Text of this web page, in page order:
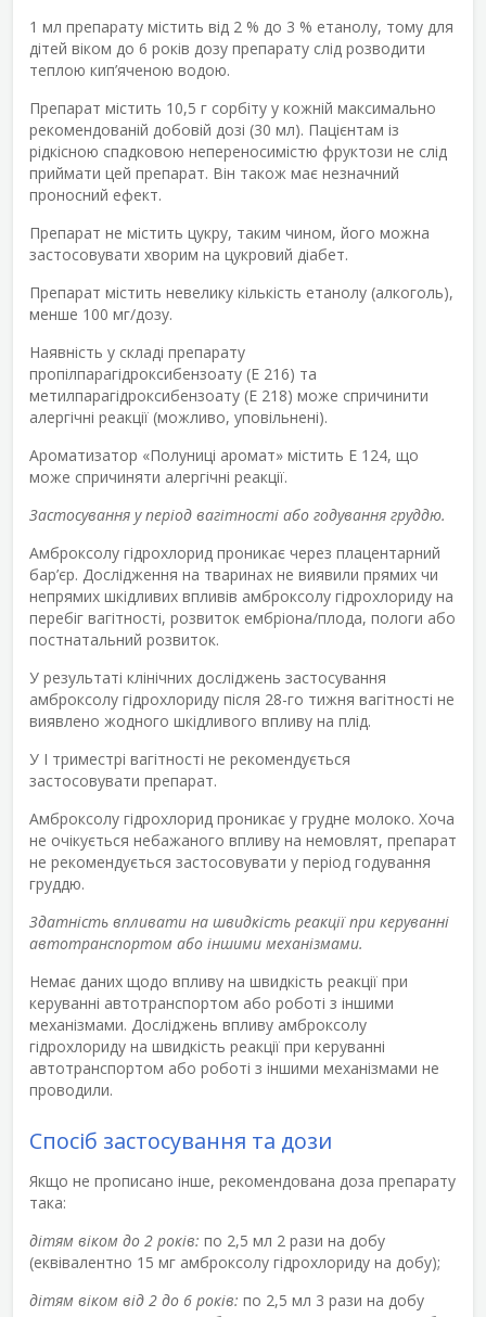
1 мл препарату містить від 2 % до 3 % етанолу, тому для
дітей віком до 6 років дозу препарату слід розводити
теплою кип’яченою водою.
Препарат містить 10,5 г сорбіту у кожній максимально
рекомендованій добовій дозі (30 мл). Пацієнтам із
рідкісною спадковою непереносимістю фруктози не слід
приймати цей препарат. Він також має незначний
проносний ефект.
Препарат не містить цукру, таким чином, його можна
застосовувати хворим на цукровий діабет.
Препарат містить невелику кількість етанолу (алкоголь),
менше 100 мг/дозу.
Наявність у складі препарату
пропілпарагідроксибензоату (Е 216) та
метилпарагідроксибензоату (Е 218) може спричинити
алергічні реакції (можливо, уповільнені).
Ароматизатор «Полуниці аромат» містить Е 124, що
може спричиняти алергічні реакції.
Застосування у період вагітності або годування груддю.
Амброксолу гідрохлорид проникає через плацентарний
бар’єр. Дослідження на тваринах не виявили прямих чи
непрямих шкідливих впливів амброксолу гідрохлориду на
перебіг вагітності, розвиток ембріона/плода, пологи або
постнатальний розвиток.
У результаті клінічних досліджень застосування
амброксолу гідрохлориду після 28-го тижня вагітності не
виявлено жодного шкідливого впливу на плід.
У I триместрі вагітності не рекомендується
застосовувати препарат.
Амброксолу гідрохлорид проникає у грудне молоко. Хоча
не очікується небажаного впливу на немовлят, препарат
не рекомендується застосовувати у період годування
груддю.
Здатність впливати на швидкість реакції при керуванні
автотранспортом або іншими механізмами.
Немає даних щодо впливу на швидкість реакції при
керуванні автотранспортом або роботі з іншими
механізмами. Досліджень впливу амброксолу
гідрохлориду на швидкість реакції при керуванні
автотранспортом або роботі з іншими механізмами не
проводили.
Спосіб застосування та дози
Якщо не прописано інше, рекомендована доза препарату
така:
дітям віком до 2 років: по 2,5 мл 2 рази на добу
(еквівалентно 15 мг амброксолу гідрохлориду на добу);
дітям віком від 2 до 6 років: по 2,5 мл 3 рази на добу